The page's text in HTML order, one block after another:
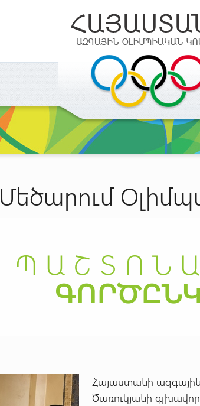
Մեծարում
Հայաստանի
Ծառուկյանի